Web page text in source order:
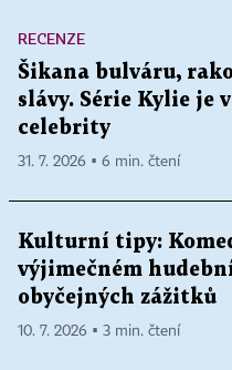
RECENZE
Šikana bulváru,
slávy. Série Kylie je
celebrity
31. 7. 2026 ▪ 6 min. čtení
Kulturní tipy:
výjimečném
obyčejných zážitků
10. 7. 2026 ▪ 3 min. čtení